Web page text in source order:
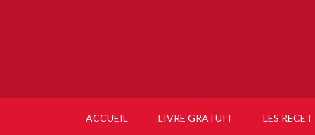
ACCUEIL LIVRE GRATUIT LES